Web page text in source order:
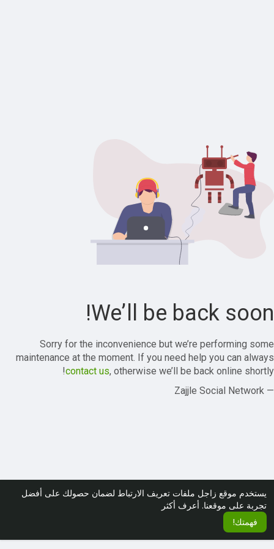
يستخدم موقع زاجل ملفات تعريف الارتباط لضمان حصولك على أفضل
تجربة على موقعنا. أعرف أكثر
فهمتك!
We’ll be back soon!
Sorry for the inconvenience but we’re performing some
maintenance at the moment. If you need help you can always
contact us, otherwise we’ll be back online shortly!
— Zajjle Social Network